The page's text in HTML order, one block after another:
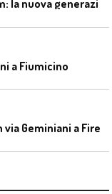
a Fiumicino